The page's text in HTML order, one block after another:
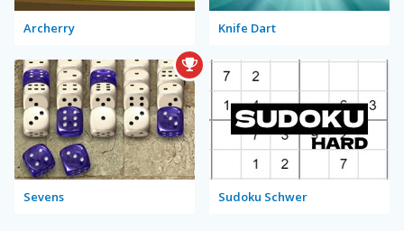
Archerry Knife Dart
Sevens Sudoku Schwer